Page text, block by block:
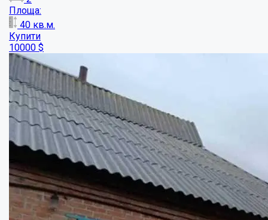
4
Площа:
62кв.м.
Купити
9500 $